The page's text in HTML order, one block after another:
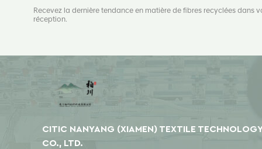
Recevez la dernière tendance en matière de fibres recyclées dans
réception.
CITIC NANYANG (XIAMEN) TEXTILE TECHNOLOGY
CO., LTD.